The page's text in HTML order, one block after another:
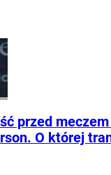
przed
O której